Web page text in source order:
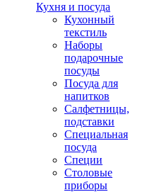
Кухня и посуда
Кухонный
текстиль
Наборы
подарочные
посуды
Посуда для
напитков
Салфетницы,
подставки
Специальная
посуда
Специи
Столовые
приборы